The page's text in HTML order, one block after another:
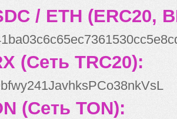
/ ETH (ERC20,
(Сеть TRC20):
(Сеть TON):